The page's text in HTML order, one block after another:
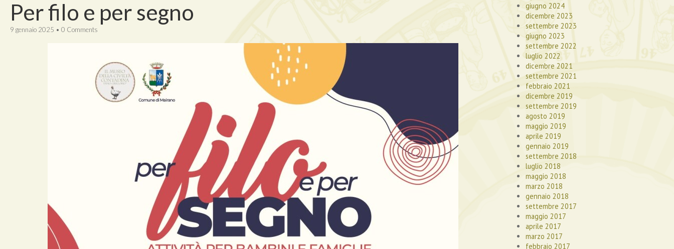
Per filo e per segno
9 gennaio 2025 • 0 Comments
giugno 2024
dicembre 2023
settembre 2023
giugno 2023
settembre 2022
luglio 2022
dicembre 2021
settembre 2021
febbraio 2021
dicembre 2019
settembre 2019
agosto 2019
maggio 2019
aprile 2019
gennaio 2019
settembre 2018
luglio 2018
maggio 2018
marzo 2018
gennaio 2018
settembre 2017
maggio 2017
aprile 2017
marzo 2017
febbraio 2017